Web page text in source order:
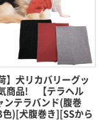
】犬リカバリーグッ
商品! 【テラヘル
ンテラバンド(腹巻
)[犬腹巻き][SSから